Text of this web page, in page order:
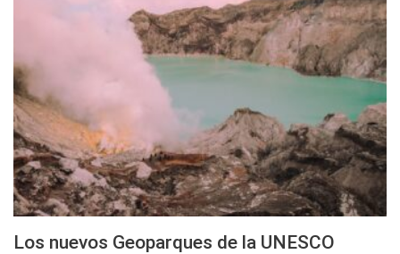
Los nuevos Geoparques de la UNESCO